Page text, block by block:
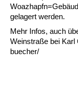
gelagert werden.
Mehr Infos, auch
Weinstraße bei Karl
buecher/